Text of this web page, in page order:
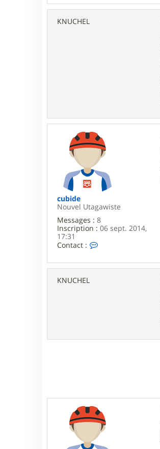
i
KNUCHEL
cubide
Nouvel Utagawiste
Messages : 8
Inscription : 06 sept. 2014,
17:31
Contact :
n
t
i
KNUCHEL